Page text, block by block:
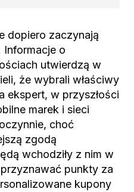
dopiero zaczynają
o
utwierdzą w
że wybrali właściwy
ekspert, w przyszłości
marek i sieci
choć
zgodą
wchodziły z nim w
punkty za
kupony